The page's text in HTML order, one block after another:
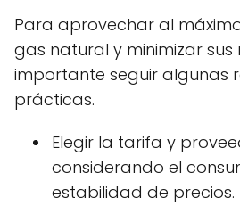
Para aprovechar al
gas natural y minimizar sus
importante seguir algunas
prácticas.
Elegir la tarifa y
considerando el
estabilidad de precios.